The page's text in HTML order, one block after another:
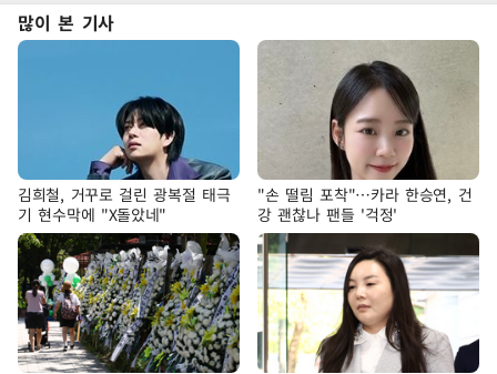
많이 본 기사
김희철, 거꾸로 걸린 광복절 태극
기 현수막에 "X돌았네"
"손 떨림 포착"…카라 한승연, 건
강 괜찮나 팬들 '걱정'